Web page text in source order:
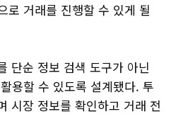
로 거래를 진행할 수 있게 될
단순 정보 검색 도구가 아닌
용할 수 있도록 설계됐다. 투
시장 정보를 확인하고 거래 전